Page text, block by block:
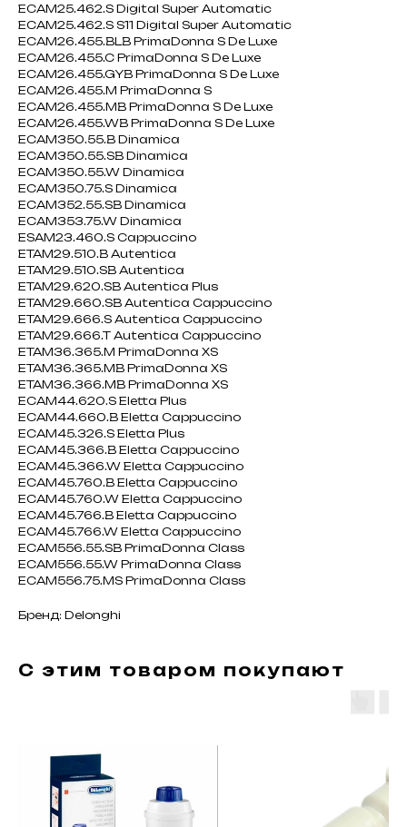
ECAM25.462.S Digital Super Automatic
ECAM25.462.S S11 Digital Super Automatic
ECAM26.455.BLB PrimaDonna S De Luxe
ECAM26.455.C PrimaDonna S De Luxe
ECAM26.455.GYB PrimaDonna S De Luxe
ECAM26.455.M PrimaDonna S
ECAM26.455.MB PrimaDonna S De Luxe
ECAM26.455.WB PrimaDonna S De Luxe
ECAM350.55.B Dinamica
ECAM350.55.SB Dinamica
ECAM350.55.W Dinamica
ECAM350.75.S Dinamica
ECAM352.55.SB Dinamica
ECAM353.75.W Dinamica
ESAM23.460.S Cappuccino
ETAM29.510.B Autentica
ETAM29.510.SB Autentica
ETAM29.620.SB Autentica Plus
ETAM29.660.SB Autentica Cappuccino
ETAM29.666.S Autentica Cappuccino
ETAM29.666.T Autentica Cappuccino
ETAM36.365.M PrimaDonna XS
ETAM36.365.MB PrimaDonna XS
ETAM36.366.MB PrimaDonna XS
ECAM44.620.S Eletta Plus
ECAM44.660.B Eletta Cappuccino
ECAM45.326.S Eletta Plus
ECAM45.366.B Eletta Cappuccino
ECAM45.366.W Eletta Cappuccino
ECAM45.760.B Eletta Cappuccino
ECAM45.760.W Eletta Cappuccino
ECAM45.766.B Eletta Cappuccino
ECAM45.766.W Eletta Cappuccino
ECAM556.55.SB PrimaDonna Class
ECAM556.55.W PrimaDonna Class
ECAM556.75.MS PrimaDonna Class
Бренд: Delonghi
С этим товаром покупают